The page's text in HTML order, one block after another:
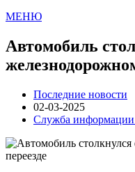
МЕНЮ
Автомобиль
Последние новости
02-03-2025
Служба